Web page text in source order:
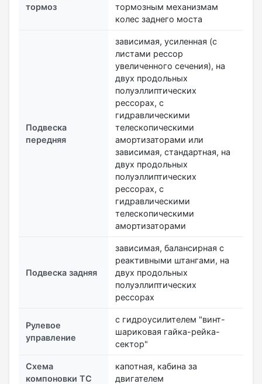
тормоз
тормозным механизмам
колес заднего моста
Подвеска
передняя
зависимая, усиленная (с
листами рессор
увеличенного сечения), на
двух продольных
полуэллиптических
рессорах, с
гидравлическими
телескопическими
амортизаторами или
зависимая, стандартная, на
двух продольных
полуэллиптических
рессорах, с
гидравлическими
телескопическими
амортизаторами
Подвеска задняя
зависимая, балансирная с
реактивными штангами, на
двух продольных
полуэллиптических
рессорах
Рулевое
управление
с гидроусилителем "винт-
шариковая гайка-рейка-
сектор"
Схема
компоновки ТС
капотная, кабина за
двигателем